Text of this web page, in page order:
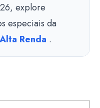
explore
especiais da
Renda .